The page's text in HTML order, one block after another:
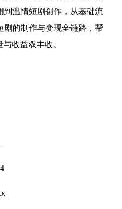
到温情短剧创作，从基础流
剧的制作与变现全链路，帮
收益双丰收。